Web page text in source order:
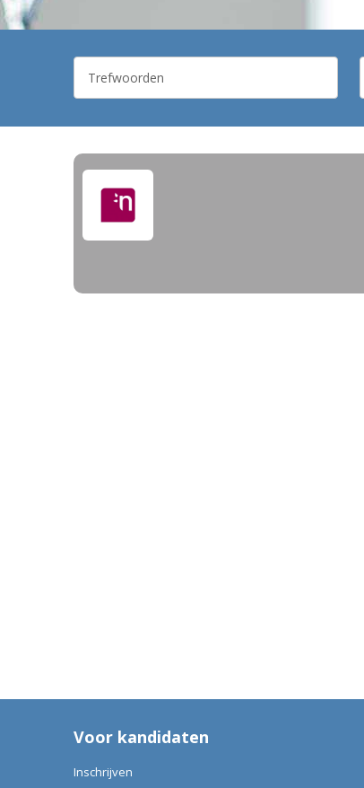
Voor kandidaten
Inschrijven